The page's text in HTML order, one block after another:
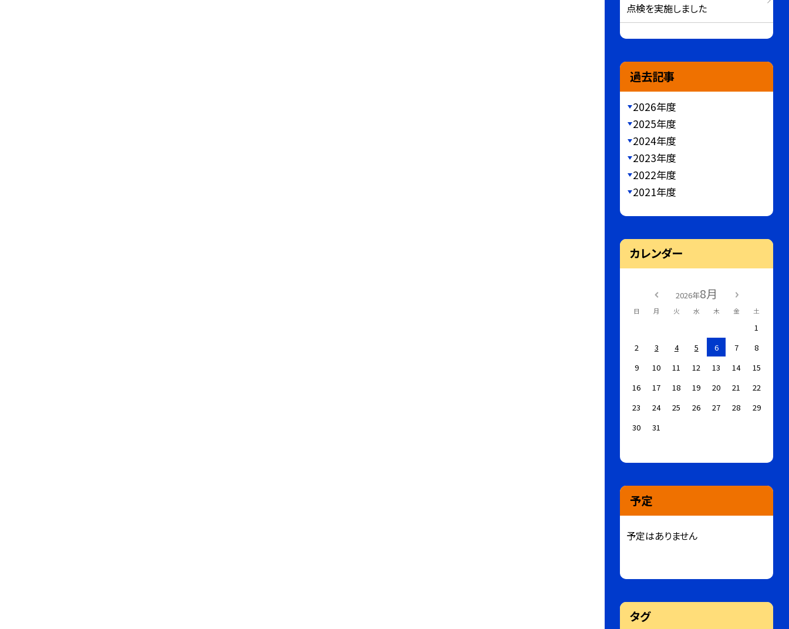
点検を実施しました
過去記事
2026年度
2025年度
2024年度
2023年度
2022年度
2021年度
カレンダー
2026年8月
日 月 火 水 木 金 土
1
2
3 4 5 6 7
8
9
10 11 12 13 14
15
16
17 18 19 20 21
22
23
24 25 26 27 28
29
30
31
予定
予定はありません
タグ